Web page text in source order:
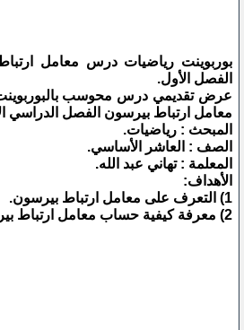
بوربوينت رياضيات درس معامل
الفصل الأول.
عرض تقديمي درس محوسب
معامل ارتباط بيرسون الفصل الدراسي
المبحث : رياضيات.
الصف : العاشر الأساسي.
المعلمة : تهاني عبد الله.
الأهداف:
1) التعرف على معامل ارتباط بيرسون.
2) معرفة كيفية حساب معامل ارتباط بيرسون.